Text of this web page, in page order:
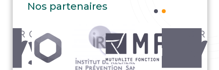
Nos partenaires